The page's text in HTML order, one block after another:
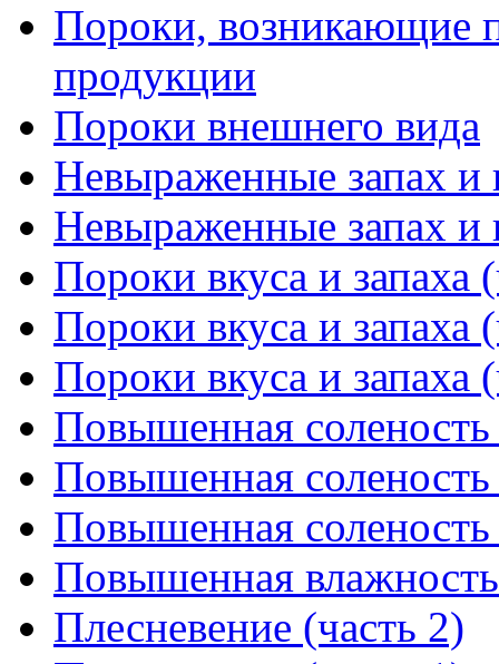
Пороки, возникающие
продукции
Пороки внешнего вида
Невыраженные запах и
Невыраженные запах и
Пороки вкуса и запаха
Пороки вкуса и запаха
Пороки вкуса и запаха
Повышенная соленость
Повышенная соленость
Повышенная соленость
Повышенная
Плесневение (часть 2)